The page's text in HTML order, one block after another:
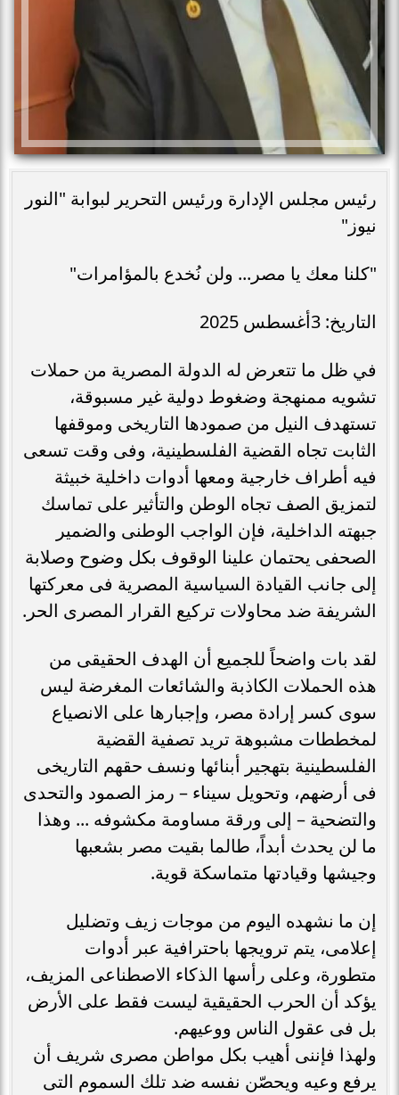
رئيس مجلس الإدارة ورئيس التحرير لبوابة "النور
نيوز"
"كلنا معك يا مصر... ولن نُخدع بالمؤامرات"
التاريخ: 3أغسطس 2025
في ظل ما تتعرض له الدولة المصرية من حملات
تشويه ممنهجة وضغوط دولية غير مسبوقة،
تستهدف النيل من صمودها التاريخى وموقفها
الثابت تجاه القضية الفلسطينية، وفى وقت تسعى
فيه أطراف خارجية ومعها أدوات داخلية خبيثة
لتمزيق الصف تجاه الوطن والتأثير على تماسك
جبهته الداخلية، فإن الواجب الوطنى والضمير
الصحفى يحتمان علينا الوقوف بكل وضوح وصلابة
إلى جانب القيادة السياسية المصرية فى معركتها
الشريفة ضد محاولات تركيع القرار المصرى الحر.
لقد بات واضحاً للجميع أن الهدف الحقيقى من
هذه الحملات الكاذبة والشائعات المغرضة ليس
سوى كسر إرادة مصر، وإجبارها على الانصياع
لمخططات مشبوهة تريد تصفية القضية
الفلسطينية بتهجير أبنائها ونسف حقهم التاريخى
فى أرضهم، وتحويل سيناء – رمز الصمود والتحدى
والتضحية – إلى ورقة مساومة مكشوفه ... وهذا
ما لن يحدث أبداً، طالما بقيت مصر بشعبها
وجيشها وقيادتها متماسكة قوية.
إن ما نشهده اليوم من موجات زيف وتضليل
إعلامى، يتم ترويجها باحترافية عبر أدوات
متطورة، وعلى رأسها الذكاء الاصطناعى المزيف،
يؤكد أن الحرب الحقيقية ليست فقط على الأرض
بل فى عقول الناس ووعيهم.
ولهذا فإننى أهيب بكل مواطن مصرى شريف أن
يرفع وعيه ويحصّن نفسه ضد تلك السموم التى